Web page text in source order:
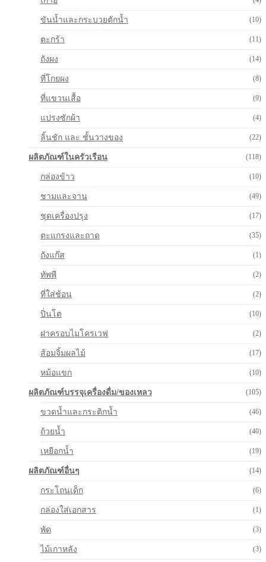
ขันน้ำและกระบวยตักน้ำ (10)
ตะกร้า (11)
ถังผง (14)
ที่โกยผง (8)
ที่แขวนเสื้อ (9)
แปรงซักผ้า (4)
ลิ้นชัก และ ชั้นวางของ (22)
ผลิตภัณฑ์ในครัวเรือน (118)
กล่องข้าว (10)
ชามและจาน (49)
ชุดเครื่องปรุง (17)
ตะแกรงและถาด (35)
ถังแก๊ส (1)
ทัพพี (2)
ที่ใส่ช้อน (2)
ปิ่นโต (10)
ฝาครอบไมโครเวฟ (2)
ส้อมจิ้มผลไม้ (17)
หม้อแขก (10)
ผลิตภัณฑ์บรรจุเครื่องดื่ม/ของเหลว (105)
ขวดน้ำและกระติกน้ำ (46)
ถ้วยน้ำ (40)
เหยือกน้ำ (19)
ผลิตภัณฑ์อื่นๆ (14)
กระโถนเด็ก (6)
กล่องใส่เอกสาร (1)
พัด (3)
ไม้เกาหลัง (3)